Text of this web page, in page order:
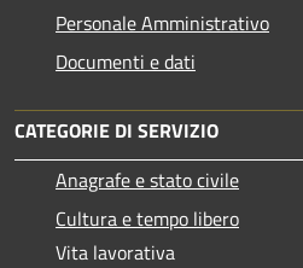
Personale Amministrativo
Documenti e dati
CATEGORIE DI SERVIZIO
Anagrafe e stato civile
Cultura e tempo libero
Vita lavorativa